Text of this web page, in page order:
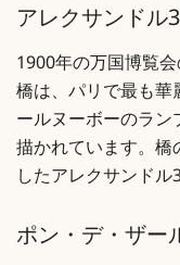
アレクサンドル
1900年の万国博覧
橋は、パリで最も
ールヌーボーのラ
描かれています。
したアレクサンドル
ポン・デ・ザー